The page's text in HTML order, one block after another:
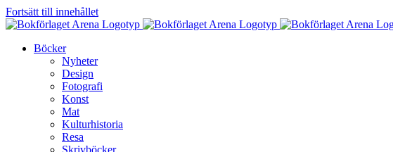
Fortsätt till innehållet
Böcker
Nyheter
Design
Fotografi
Konst
Mat
Kulturhistoria
Resa
Skrivböcker